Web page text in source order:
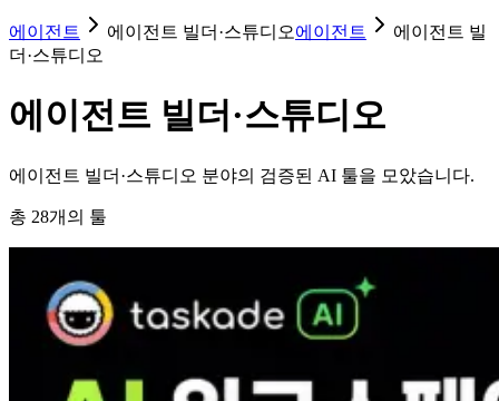
에이전트 에이전트 빌더·스튜디오에이전트
에이전트 빌
더·스튜디오
에이전트 빌더·스튜디오
에이전트 빌더·스튜디오 분야의 검증된 AI 툴을 모았습니다.
총 28개의 툴